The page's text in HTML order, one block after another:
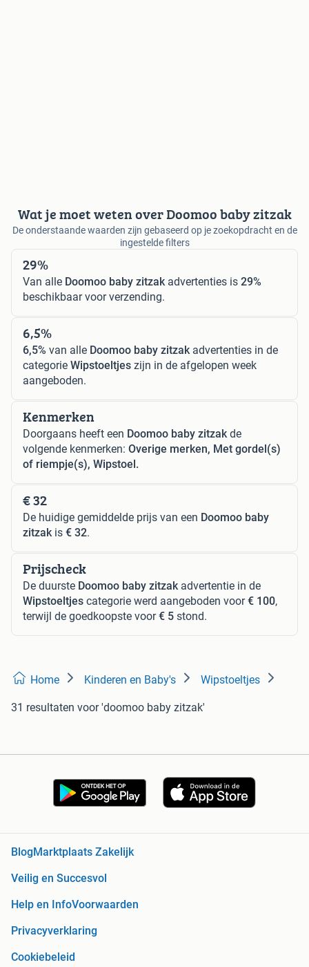
Wat je moet weten over Doomoo baby zitzak
De onderstaande waarden zijn gebaseerd op je zoekopdracht en de
ingestelde filters
29%
Van alle Doomoo baby zitzak advertenties is 29%
beschikbaar voor verzending.
6,5%
6,5% van alle Doomoo baby zitzak advertenties in de
categorie Wipstoeltjes zijn in de afgelopen week
aangeboden.
Kenmerken
Doorgaans heeft een Doomoo baby zitzak de
volgende kenmerken: Overige merken, Met gordel(s)
of riempje(s), Wipstoel.
€ 32
De huidige gemiddelde prijs van een Doomoo baby
zitzak is € 32.
Prijscheck
De duurste Doomoo baby zitzak advertentie in de
Wipstoeltjes categorie werd aangeboden voor€ 100,
terwijl de goedkoopste voor€ 5 stond.
Home Kinderen en Baby's Wipstoeltjes
31 resultaten voor 'doomoo baby zitzak'
BlogMarktplaats Zakelijk
Veilig en Succesvol
Help en InfoVoorwaarden
Privacyverklaring
Cookiebeleid